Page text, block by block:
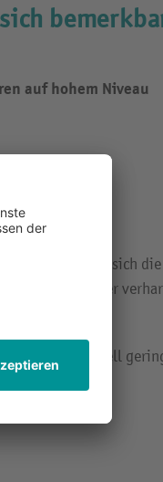
auf hohem Niveau
Nacht hat sich
Gewässer
punktuell